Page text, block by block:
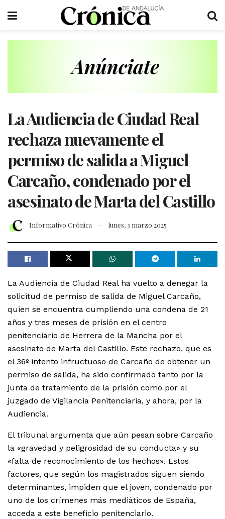
La Audiencia de Ciudad Real
rechaza nuevamente el
permiso de salida a Miguel
Carcaño, condenado por el
asesinato de Marta del Castillo
Informativo Crónica lunes, 3 marzo 2025
La Audiencia de Ciudad Real ha vuelto a denegar la
solicitud de permiso de salida de Miguel Carcaño,
quien se encuentra cumpliendo una condena de 21
años y tres meses de prisión en el centro
penitenciario de Herrera de la Mancha por el
asesinato de Marta del Castillo. Este rechazo, que es
el 36º intento infructuoso de Carcaño de obtener un
permiso de salida, ha sido confirmado tanto por la
junta de tratamiento de la prisión como por el
juzgado de Vigilancia Penitenciaria, y ahora, por la
Audiencia.
El tribunal argumenta que aún pesan sobre Carcaño
la «gravedad y peligrosidad de su conducta» y su
«falta de reconocimiento de los hechos». Estos
factores, que según los magistrados siguen siendo
determinantes, impiden que el joven, condenado por
uno de los crímenes más mediáticos de España,
acceda a este beneficio penitenciario.